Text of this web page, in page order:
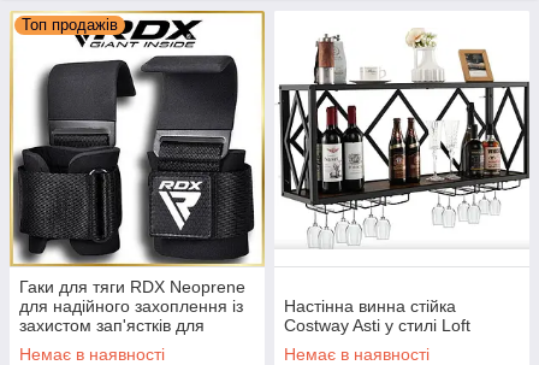
Топ продажів
Гаки для тяги RDX Neoprene
для надійного захоплення із
захистом зап'ястків для
силових вправ
Немає в наявності
Настінна винна стійка
Costway Asti у стилі Loft
Немає в наявності